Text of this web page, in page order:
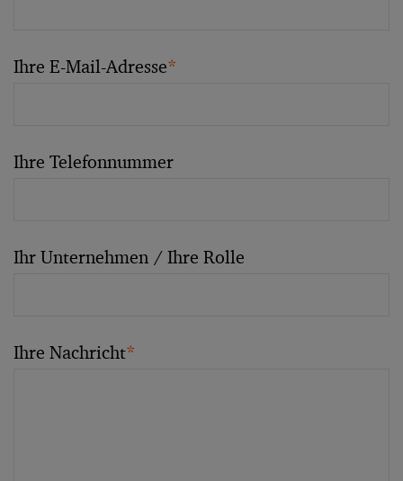
Ihre E-Mail-Adresse*
Ihre Telefonnummer
Ihr Unternehmen / Ihre Rolle
Ihre Nachricht*